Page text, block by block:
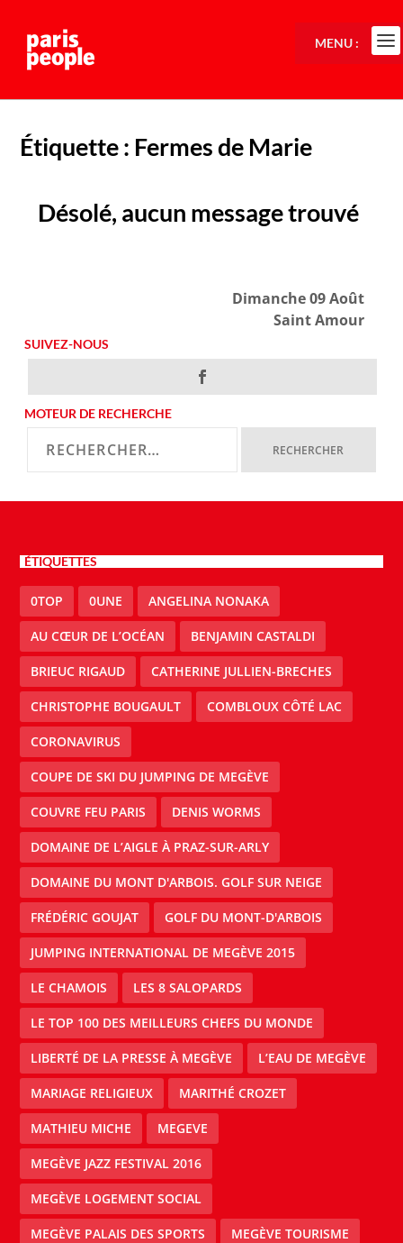
Étiquette : Fermes de Marie
Désolé, aucun message trouvé
Dimanche 09 Août
Saint Amour
SUIVEZ-NOUS
MOTEUR DE RECHERCHE
ÉTIQUETTES
0TOP 0UNE ANGELINA NONAKA
AU CŒUR DE L’OCÉAN BENJAMIN CASTALDI
BRIEUC RIGAUD CATHERINE JULLIEN-BRECHES
CHRISTOPHE BOUGAULT COMBLOUX CÔTÉ LAC
CORONAVIRUS
COUPE DE SKI DU JUMPING DE MEGÈVE
COUVRE FEU PARIS DENIS WORMS
DOMAINE DE L’AIGLE À PRAZ-SUR-ARLY
DOMAINE DU MONT D'ARBOIS. GOLF SUR NEIGE
FRÉDÉRIC GOUJAT GOLF DU MONT-D'ARBOIS
JUMPING INTERNATIONAL DE MEGÈVE 2015
LE CHAMOIS LES 8 SALOPARDS
LE TOP 100 DES MEILLEURS CHEFS DU MONDE
LIBERTÉ DE LA PRESSE À MEGÈVE L’EAU DE MEGÈVE
MARIAGE RELIGIEUX MARITHÉ CROZET
MATHIEU MICHE MEGEVE
MEGÈVE JAZZ FESTIVAL 2016
MEGÈVE LOGEMENT SOCIAL
MEGÈVE PALAIS DES SPORTS MEGÈVE TOURISME
MENU :